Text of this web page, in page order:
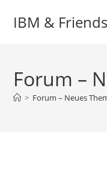
InhaltIBM &
Forum –
> Forum – Neues